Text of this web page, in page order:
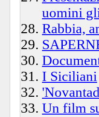
uomini
Rabbia,
I Siciliani
Un film